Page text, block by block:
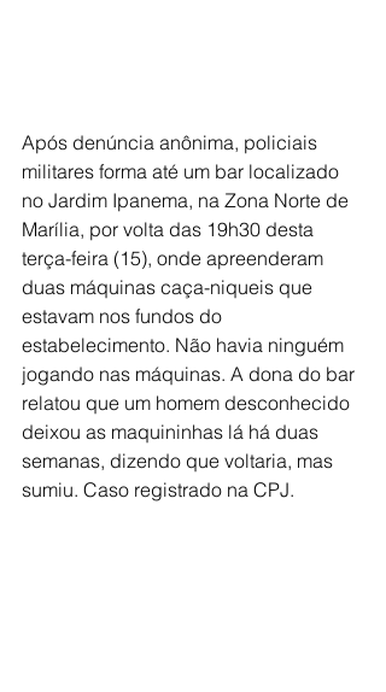
Após denúncia anônima, policiais
militares forma até um bar localizado
no Jardim Ipanema, na Zona Norte de
Marília, por volta das 19h30 desta
terça-feira (15), onde apreenderam
duas máquinas caça-niqueis que
estavam nos fundos do
estabelecimento. Não havia ninguém
jogando nas máquinas. A dona do bar
relatou que um homem desconhecido
deixou as maquininhas lá há duas
semanas, dizendo que voltaria, mas
sumiu. Caso registrado na CPJ.